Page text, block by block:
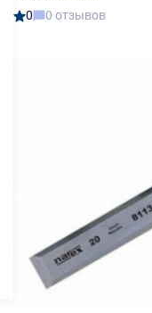
0 0 отзывов